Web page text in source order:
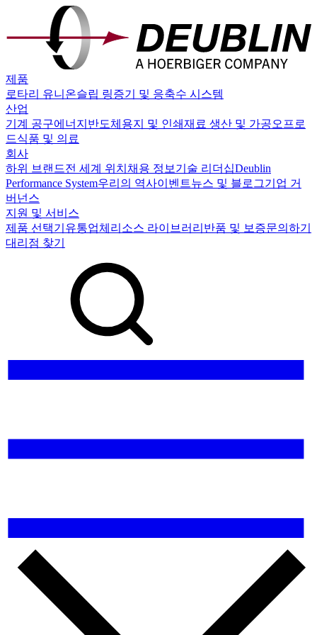
제품
로타리 유니온슬립 링증기 및 응축수 시스템
산업
기계 공구에너지 반도체 용지 및 인쇄재료 생산 및 가공오프로
드식품 및 의료
회사
하위 브랜드전 세계 위치 채용 정보 기술 리더십Deublin
Performance System우리의 역사이벤트뉴스 및 블로그기업 거
버넌스
지원 및 서비스
제품 선택기 유통업체 리소스 라이브러리 반품 및 보증문의하기
대리점 찾기